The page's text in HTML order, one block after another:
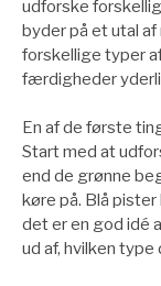
udforske
byder på et utal
forskellige typer
færdigheder
En af de første
Start med at
end de grønne
køre på. Blå
det er en god idé
ud af, hvilken